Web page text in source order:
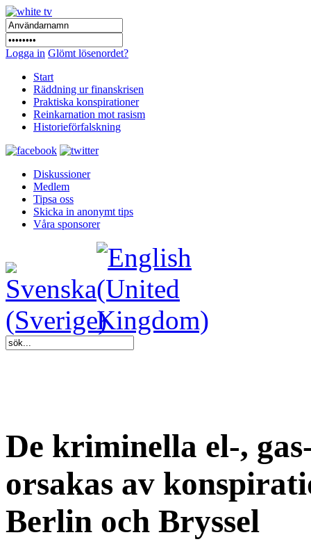
Logga in Glömt lösenordet?
Start
Räddning ur finanskrisen
Praktiska konspirationer
Reinkarnation mot rasism
Historieförfalskning
Diskussioner
Medlem
Tipsa oss
Skicka in anonymt tips
Våra sponsorer
De kriminella el-,
orsakas av
Berlin och Bryssel